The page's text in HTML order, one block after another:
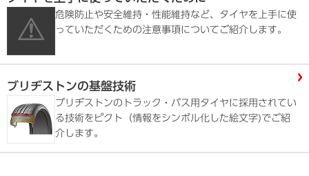
危険防止や安全維持・性能維持など、タイヤを上手に使
っていただくための注意事項についてご紹介します。
ブリヂストンの基盤技術
ブリヂストンのトラック・バス用タイヤに採用されてい
る技術をピクト（情報をシンボル化した絵文字)でご紹
介します。